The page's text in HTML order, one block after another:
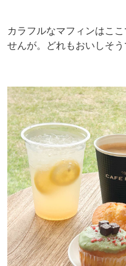
カラフルなマフィンはこ
せんが。どれもおいしそう